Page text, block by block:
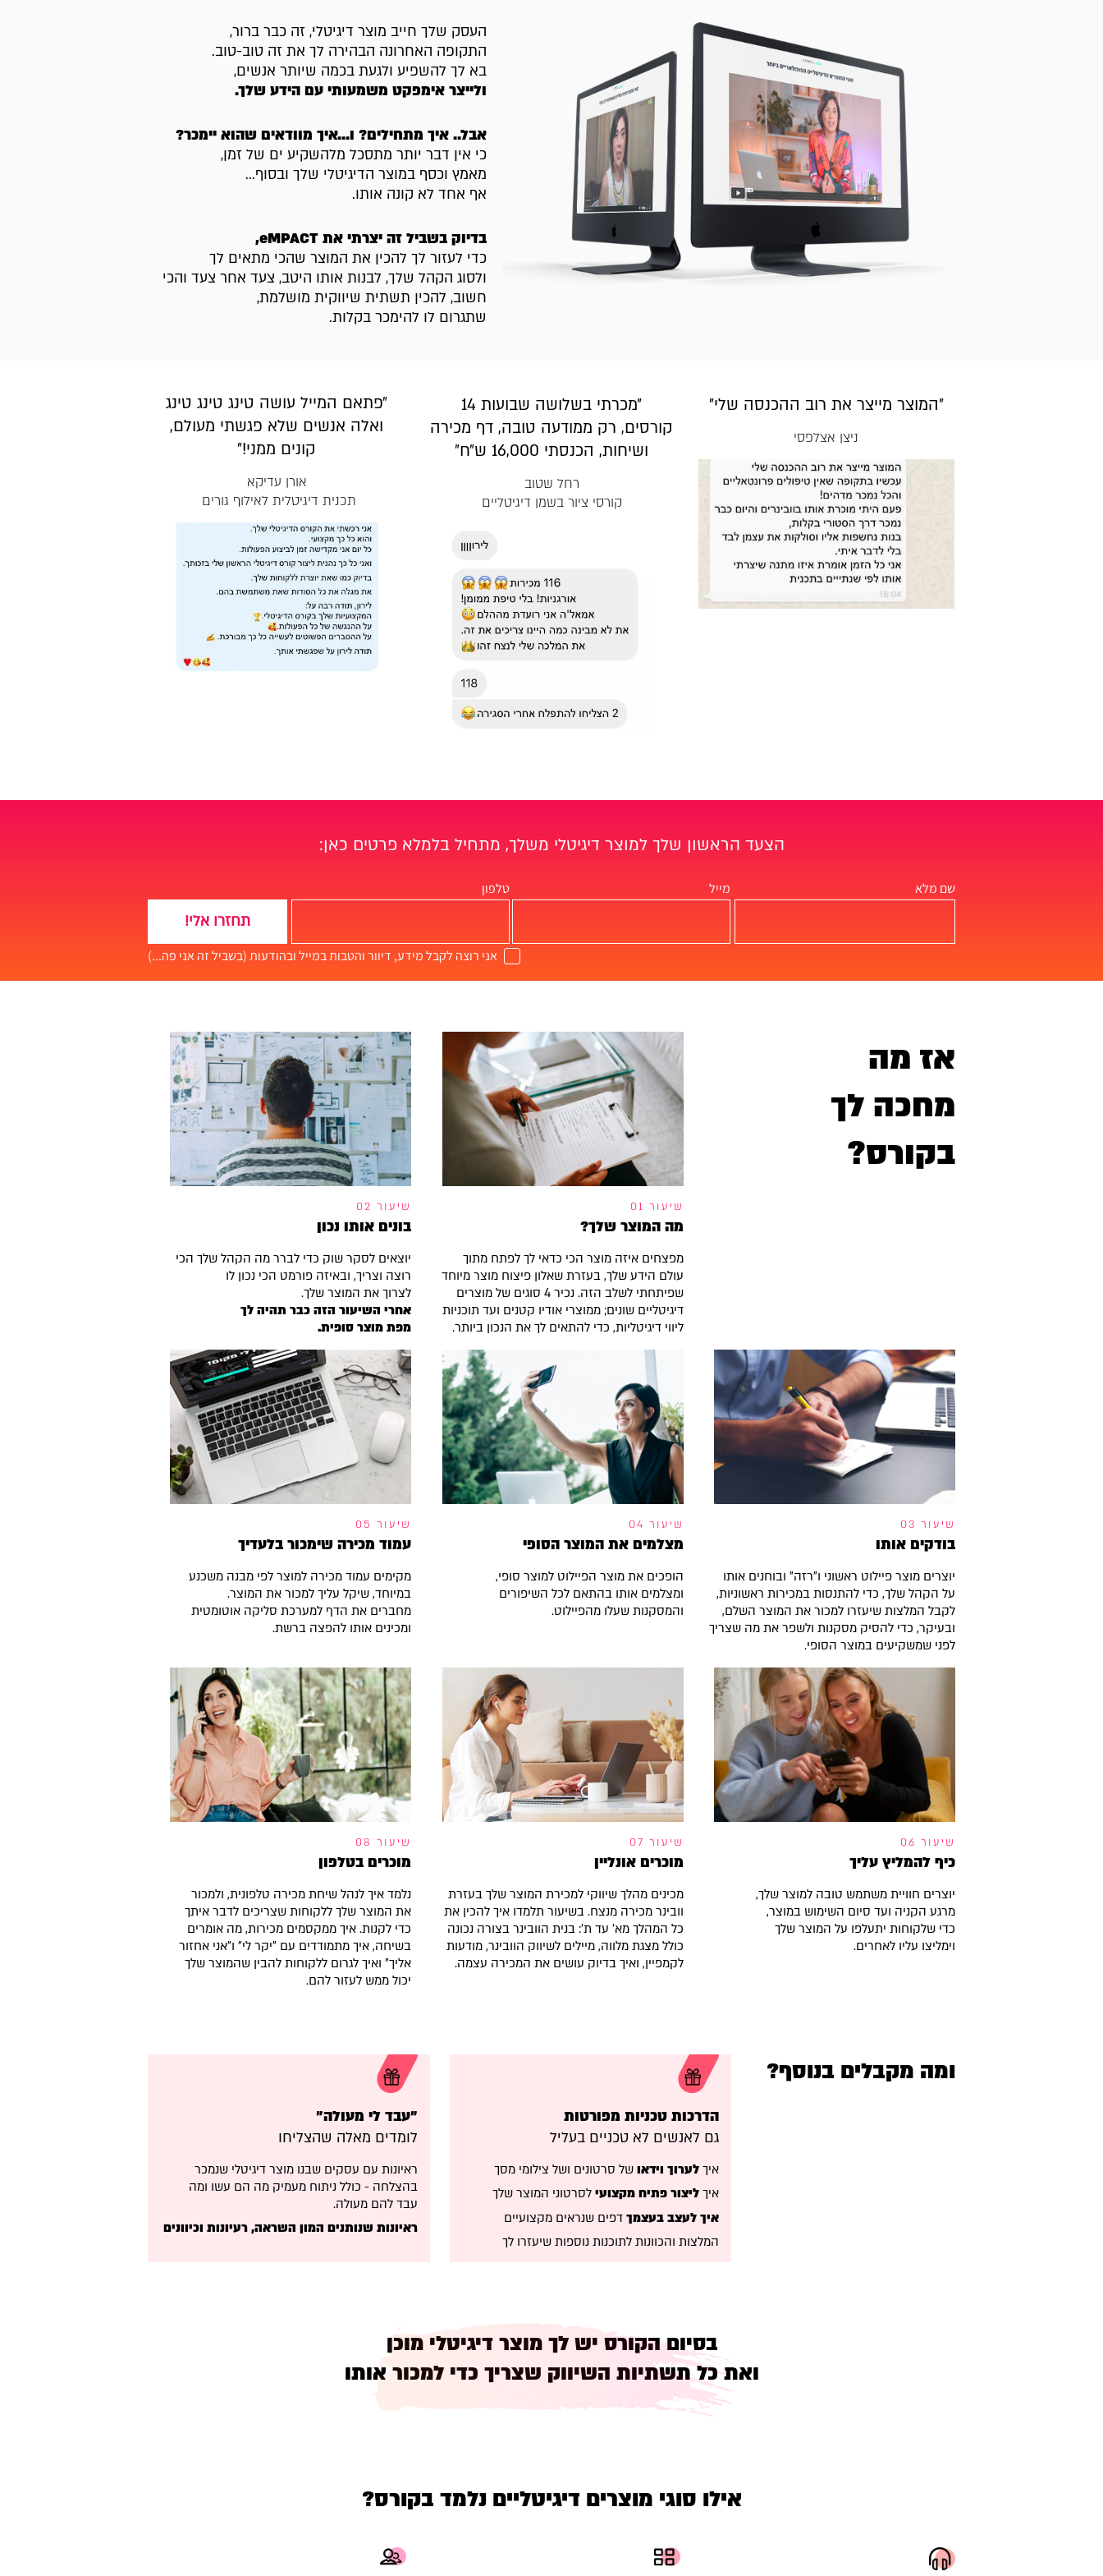
העסק שלך חייב מוצר דיגיטלי, זה כבר ברור,
התקופה האחרונה הבהירה לך את זה טוב-טוב.
בא לך להשפיע ולגעת בכמה שיותר אנשים,
ולייצר אימפקט משמעותי עם הידע שלך.
אבל.. איך מתחילים? ו...איך מוודאים שהוא יימכר?
כי אין דבר יותר מתסכל מלהשקיע ים של זמן,
מאמץ וכסף במוצר הדיגיטלי שלך ובסוף...
אף אחד לא קונה אותו.
בדיוק בשביל זה יצרתי את eMPACT,
כדי לעזור לך להכין את המוצר שהכי מתאים לך
ולסוג הקהל שלך, לבנות אותו היטב, צעד אחר צעד והכי
חשוב, להכין תשתית שיווקית מושלמת,
שתגרום לו להימכר בקלות.
״המוצר מייצר את רוב ההכנסה שלי״
ניצן אצלפסי
״מכרתי בשלושה שבועות 14
קורסים, רק ממודעה טובה, דף מכירה
ושיחות, הכנסתי 16,000 ש״ח״
רחל שטוב
קורסי ציור בשמן דיגיטליים
״פתאם המייל עושה טינג טינג טינג
ואלה אנשים שלא פגשתי מעולם,
קונים ממני!״
אורן עדיקא
תכנית דיגיטלית לאילוף גורים
הצעד הראשון שלך למוצר דיגיטלי משלך, מתחיל בלמלא פרטים כאן:
שם מלא מייל טלפון
תחזרו אלי!
אני רוצה לקבל מידע, דיוור והטבות במייל ובהודעות (בשביל זה אני פה...)
אז מה
מחכה לך
בקורס?
שיעור 01
מה המוצר שלך?
מפצחים איזה מוצר הכי כדאי לך לפתח מתוך
עולם הידע שלך, בעזרת שאלון פיצוח מוצר מיוחד
שפיתחתי לשלב הזה. נכיר 4 סוגים של מוצרים
דיגיטליים שונים; ממוצרי אודיו קטנים ועד תוכניות
ליווי דיגיטליות, כדי להתאים לך את הנכון ביותר.
שיעור 02
בונים אותו נכון
יוצאים לסקר שוק כדי לברר מה הקהל שלך הכי
רוצה וצריך, ובאיזה פורמט הכי נכון לו
לצרוך את המוצר שלך.
אחרי השיעור הזה כבר תהיה לך
מפת מוצר סופית.
שיעור 03
בודקים אותו
יוצרים מוצר פיילוט ראשוני ו"רזה" ובוחנים אותו
על הקהל שלך, כדי להתנסות במכירות ראשוניות,
לקבל המלצות שיעזרו למכור את המוצר השלם,
ובעיקר, כדי להסיק מסקנות ולשפר את מה שצריך
לפני שמשקיעים במוצר הסופי.
שיעור 04
מצלמים את המוצר הסופי
הופכים את מוצר הפיילוט למוצר סופי,
ומצלמים אותו בהתאם לכל השיפורים
והמסקנות שעלו מהפיילוט.
שיעור 05
עמוד מכירה שימכור בלעדיך
מקימים עמוד מכירה למוצר לפי מבנה משכנע
במיוחד, שיקל עליך למכור את המוצר.
מחברים את הדף למערכת סליקה אוטומטית
ומכינים אותו להפצה ברשת.
שיעור 06
כיף להמליץ עליך
יוצרים חוויית משתמש טובה למוצר שלך,
מרגע הקניה ועד סיום השימוש במוצר,
כדי שלקוחות יתעלפו על המוצר שלך
וימליצו עליו לאחרים.
שיעור 07
מוכרים אונליין
מכינים מהלך שיווקי למכירת המוצר שלך בעזרת
וובינר מכירה מנצח. בשיעור תלמדו איך להכין את
כל המהלך מא' עד ת': בנית הוובינר בצורה נכונה
כולל מצגת מלווה, מיילים לשיווק הוובינר, מודעות
לקמפיין, ואיך בדיוק עושים את המכירה עצמה.
שיעור 08
מוכרים בטלפון
נלמד איך לנהל שיחת מכירה טלפונית, ולמכור
את המוצר שלך ללקוחות שצריכים לדבר איתך
כדי לקנות. איך ממקסמים מכירות, מה אומרים
בשיחה, איך מתמודדים עם "יקר לי" ו"אני אחזור
אליך" ואיך לגרום ללקוחות להבין שהמוצר שלך
יכול ממש לעזור להם.
ומה מקבלים בנוסף?
הדרכות טכניות מפורטות
גם לאנשים לא טכניים בעליל
איך לערוך וידאושל סרטונים ושל צילומי מסך
איך ליצור פתיח מקצועי לסרטוני המוצר שלך
איך לעצב בעצמךדפים שנראים מקצועיים
המלצות והכוונות לתוכנות נוספות שיעזרו לך
״עבד לי מעולה״
לומדים מאלה שהצליחו
ראיונות עם עסקים שבנו מוצר דיגיטלי שנמכר
בהצלחה - כולל ניתוח מעמיק מה הם עשו ומה
עבד להם מעולה.
ראיונות שנותנים המון השראה, רעיונות וכיוונים
בסיום הקורס יש לך מוצר דיגיטלי מוכן
ואת כל תשתיות השיווק שצריך כדי למכור אותו
אילו סוגי מוצרים דיגיטליים נלמד בקורס?